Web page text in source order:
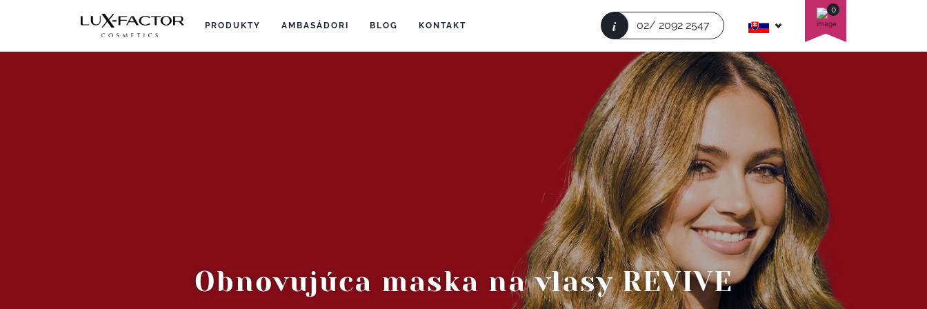
PRODUKTY (current)
AMBASÁDORI (current)
BLOG (current)
KONTAKT i 02/ 2092 2547
0
Obnovujúca maska na vlasy REVIVE